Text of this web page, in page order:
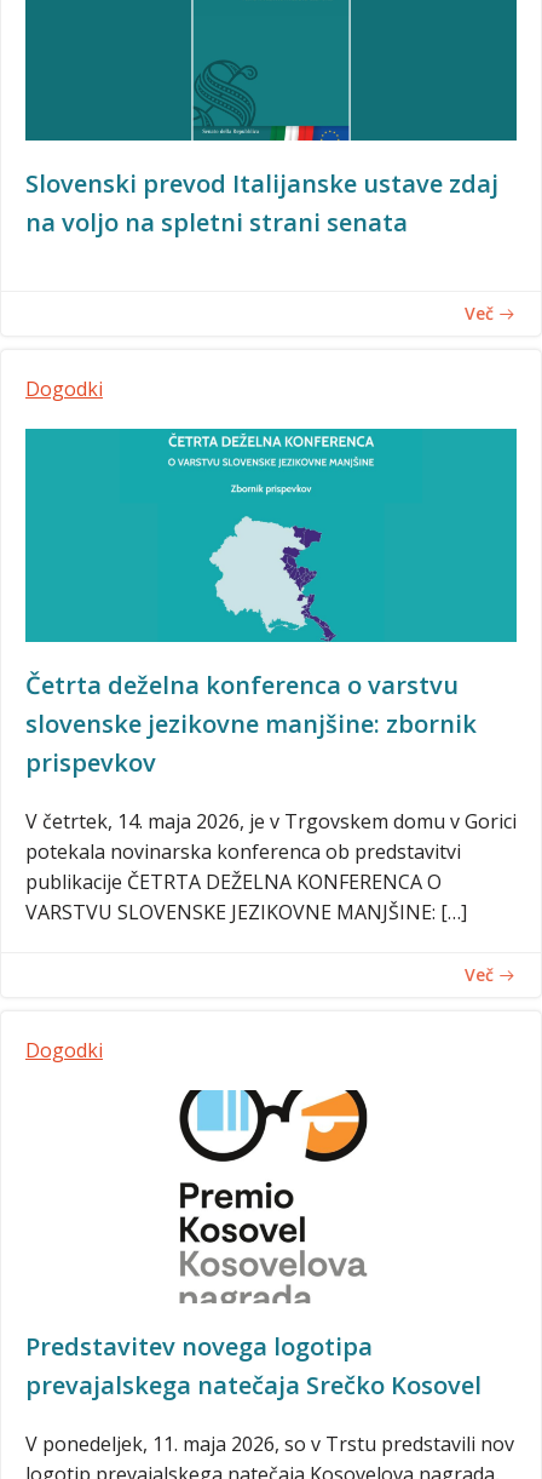
Slovenski prevod Italijanske ustave zdaj
na voljo na spletni strani senata
Več
Dogodki
Četrta deželna konferenca o varstvu
slovenske jezikovne manjšine: zbornik
prispevkov
V četrtek, 14. maja 2026, je v Trgovskem domu v Gorici
potekala novinarska konferenca ob predstavitvi
publikacije ČETRTA DEŽELNA KONFERENCA O
VARSTVU SLOVENSKE JEZIKOVNE MANJŠINE: […]
Več
Dogodki
Predstavitev novega logotipa
prevajalskega natečaja Srečko Kosovel
V ponedeljek, 11. maja 2026, so v Trstu predstavili nov